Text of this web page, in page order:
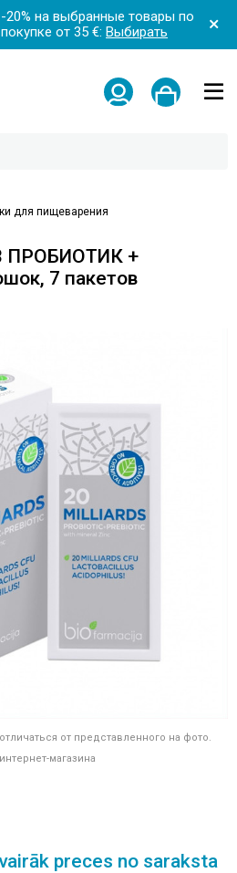
на выбранные товары по
от 35 €: Выбирать
для пищеварения
+
7 пакетов
от представленного на фото.
магазина
preces no saraksta